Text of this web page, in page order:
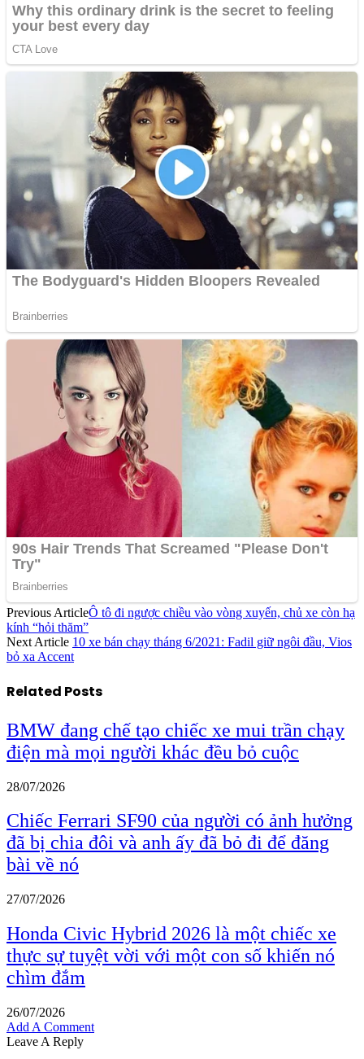
Previous ArticleÔ tô đi ngược chiều vào vòng xuyến, chủ xe còn hạ
kính “hỏi thăm”
Next Article 10 xe bán chạy tháng 6/2021: Fadil giữ ngôi đầu, Vios
bỏ xa Accent
Related Posts
BMW đang chế tạo chiếc xe mui trần chạy
điện mà mọi người khác đều bỏ cuộc
28/07/2026
Chiếc Ferrari SF90 của người có ảnh hưởng
đã bị chia đôi và anh ấy đã bỏ đi để đăng
bài về nó
27/07/2026
Honda Civic Hybrid 2026 là một chiếc xe
thực sự tuyệt vời với một con số khiến nó
chìm đắm
26/07/2026
Add A Comment
Leave A Reply